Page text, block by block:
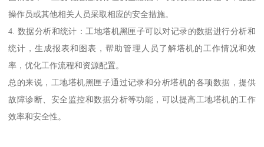
操作员或其他相关人员采取相应的安全措施。
4. 数据分析和统计：工地塔机黑匣子可以对记录的数据进行分析和
统计，生成报表和图表，帮助管理人员了解塔机的工作情况和效
率，优化工作流程和资源配置。
总的来说，工地塔机黑匣子通过记录和分析塔机的各项数据，提供
故障诊断、安全监控和数据分析等功能，可以提高工地塔机的工作
效率和安全性。